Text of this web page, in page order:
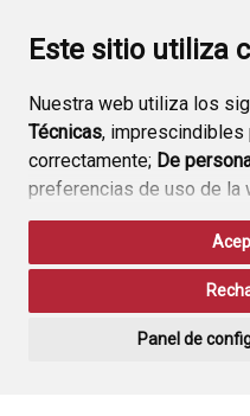
Este sitio utiliza
Nuestra web utiliza los
Técnicas, imprescindibles
correctamente; De
preferencias de uso de la
funcionamiento de la web
Si acepta pulsando el
consideramos que
ninguna acción, se
Panel de